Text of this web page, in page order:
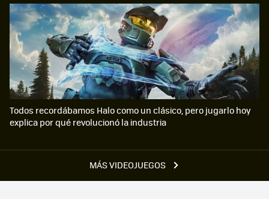
MÁS VIDEOJUEGOS
Todos recordábamos Halo como un clásico, pero jugarlo hoy
explica por qué revolucionó la industria